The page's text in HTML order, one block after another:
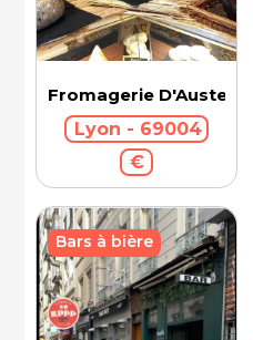
Fromagerie D'Austerlitz
Lyon - 69004
€
Bars à bière